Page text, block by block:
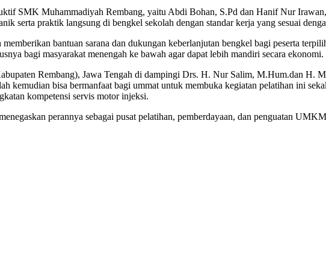
SMK Muhammadiyah Rembang, yaitu Abdi Bohan, S.Pd dan Hanif Nur
serta praktik langsung di bengkel sekolah dengan standar kerja yang sesuai
bantuan sarana dan dukungan keberlanjutan bengkel bagi peserta
bagi masyarakat menengah ke bawah agar dapat lebih mandiri secara ekonomi.
Rembang), Jawa Tengah di dampingi Drs. H. Nur Salim, M.Hum.dan H.
kemudian bisa bermanfaat bagi ummat untuk membuka kegiatan pelatihan ini
kompetensi servis motor injeksi.
perannya sebagai pusat pelatihan, pemberdayaan, dan penguatan